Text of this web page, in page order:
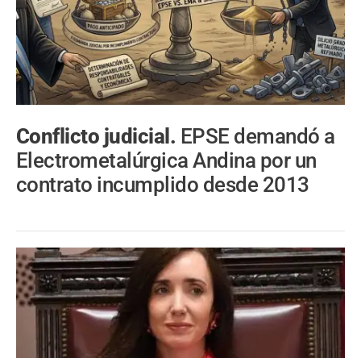
Conflicto judicial. EPSE demandó a
Electrometalúrgica Andina por un
contrato incumplido desde 2013